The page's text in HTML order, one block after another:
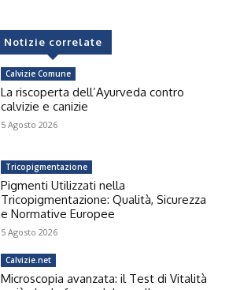
Notizie correlate
Calvizie Comune
La riscoperta dell’Ayurveda contro
calvizie e canizie
5 Agosto 2026
Tricopigmentazione
Pigmenti Utilizzati nella
Tricopigmentazione: Qualità, Sicurezza
e Normative Europee
5 Agosto 2026
Calvizie.net
Microscopia avanzata: il Test di Vitalità